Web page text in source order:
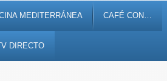
MEDITERRÁNEA CAFÉ CON…
DIRECTO